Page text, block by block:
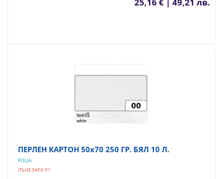
ПЕРЛЕН КАРТОН 50х70 250 ГР. БЯЛ 10 Л.
FOLIA
ЛЪЧЕЗАРА 91